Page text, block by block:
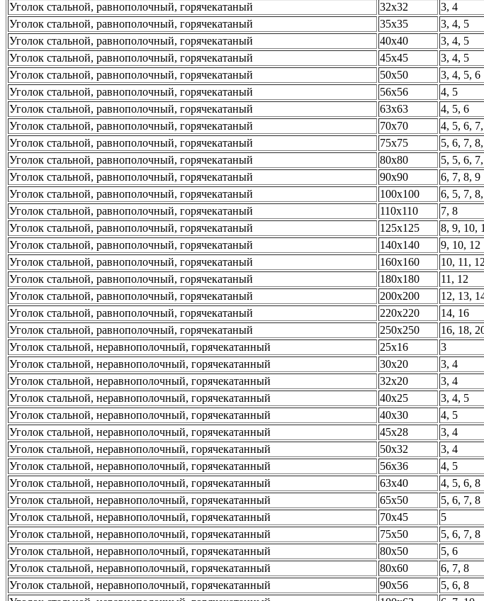
Уголок стальной, равнополочный, горячекатаный
32х32 3, 4
Уголок стальной, равнополочный, горячекатаный
35х35 3, 4, 5
Уголок стальной, равнополочный, горячекатаный
40х40 3, 4, 5
Уголок стальной, равнополочный, горячекатаный
45х45 3, 4, 5
Уголок стальной, равнополочный, горячекатаный
50х50 3, 4, 5, 6
Уголок стальной, равнополочный, горячекатаный
56х56 4, 5
Уголок стальной, равнополочный, горячекатаный
63х63 4, 5, 6
Уголок стальной, равнополочный, горячекатаный
70х70 4, 5, 6,
Уголок стальной, равнополочный, горячекатаный
75х75 5, 6, 7,
Уголок стальной, равнополочный, горячекатаный
80х80 5, 5, 6,
Уголок стальной, равнополочный, горячекатаный
90х90 6, 7, 8, 9
Уголок стальной, равнополочный, горячекатаный
100х100 6, 5, 7,
Уголок стальной, равнополочный, горячекатаный
110х110 7, 8
Уголок стальной, равнополочный, горячекатаный
125х125 8, 9, 10,
Уголок стальной, равнополочный, горячекатаный
140х140 9, 10, 12
Уголок стальной, равнополочный, горячекатаный
160х160 10, 11,
Уголок стальной, равнополочный, горячекатаный
180х180 11, 12
Уголок стальной, равнополочный, горячекатаный
200х200 12, 13,
Уголок стальной, равнополочный, горячекатаный
220х220 14, 16
Уголок стальной, равнополочный, горячекатаный
250х250 16, 18,
Уголок стальной, неравнополочный, горячекатанный
25х16 3
Уголок стальной, неравнополочный, горячекатанный
30х20 3, 4
Уголок стальной, неравнополочный, горячекатанный
32х20 3, 4
Уголок стальной, неравнополочный, горячекатанный
40х25 3, 4, 5
Уголок стальной, неравнополочный, горячекатанный
40х30 4, 5
Уголок стальной, неравнополочный, горячекатанный
45х28 3, 4
Уголок стальной, неравнополочный, горячекатанный
50х32 3, 4
Уголок стальной, неравнополочный, горячекатанный
56х36 4, 5
Уголок стальной, неравнополочный, горячекатанный
63х40 4, 5, 6, 8
Уголок стальной, неравнополочный, горячекатанный
65х50 5, 6, 7, 8
Уголок стальной, неравнополочный, горячекатанный
70х45 5
Уголок стальной, неравнополочный, горячекатанный
75х50 5, 6, 7, 8
Уголок стальной, неравнополочный, горячекатанный
80х50 5, 6
Уголок стальной, неравнополочный, горячекатанный
80х60 6, 7, 8
Уголок стальной, неравнополочный, горячекатанный
90х56 5, 6, 8